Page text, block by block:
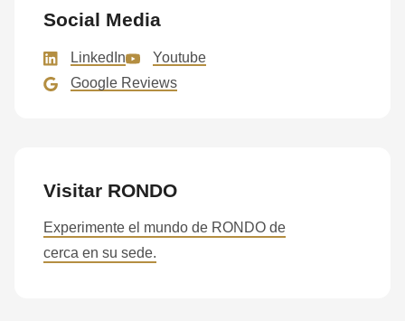
592
of
modules/custom/rondo_contact/src/ContactService.php
mb_substr():
null
to
Social Media
LinkedIn
Youtube
Google Reviews
Visitar RONDO
Experimente el mundo de RONDO de
cerca en su sede.